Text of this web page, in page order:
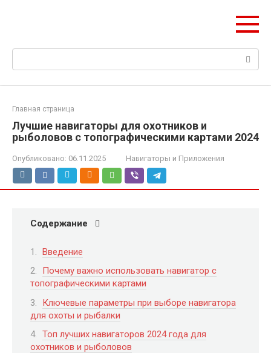
Поиск:
Главная страница
Лучшие навигаторы для охотников и
рыболовов с топографическими картами 2024
Опубликовано: 06.11.2025 Навигаторы и Приложения
Содержание
Введение
Почему важно использовать навигатор с
топографическими картами
Ключевые параметры при выборе навигатора
для охоты и рыбалки
Топ лучших навигаторов 2024 года для
охотников и рыболовов